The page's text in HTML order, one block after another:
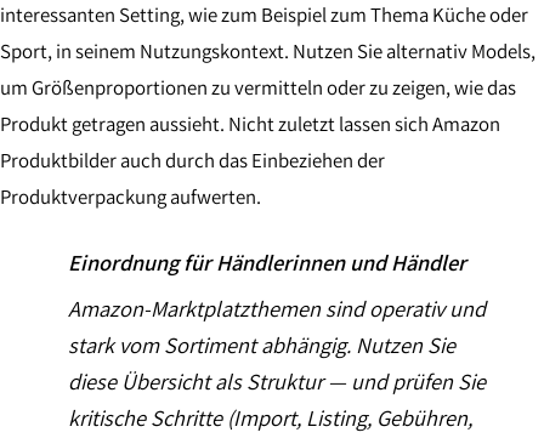
interessanten Setting, wie zum Beispiel zum Thema Küche oder
Sport, in seinem Nutzungskontext. Nutzen Sie alternativ Models,
um Größenproportionen zu vermitteln oder zu zeigen, wie das
Produkt getragen aussieht. Nicht zuletzt lassen sich Amazon
Produktbilder auch durch das Einbeziehen der
Produktverpackung aufwerten.
Einordnung für Händlerinnen und Händler
Amazon-Marktplatzthemen sind operativ und
stark vom Sortiment abhängig. Nutzen Sie
diese Übersicht als Struktur — und prüfen Sie
kritische Schritte (Import, Listing, Gebühren,